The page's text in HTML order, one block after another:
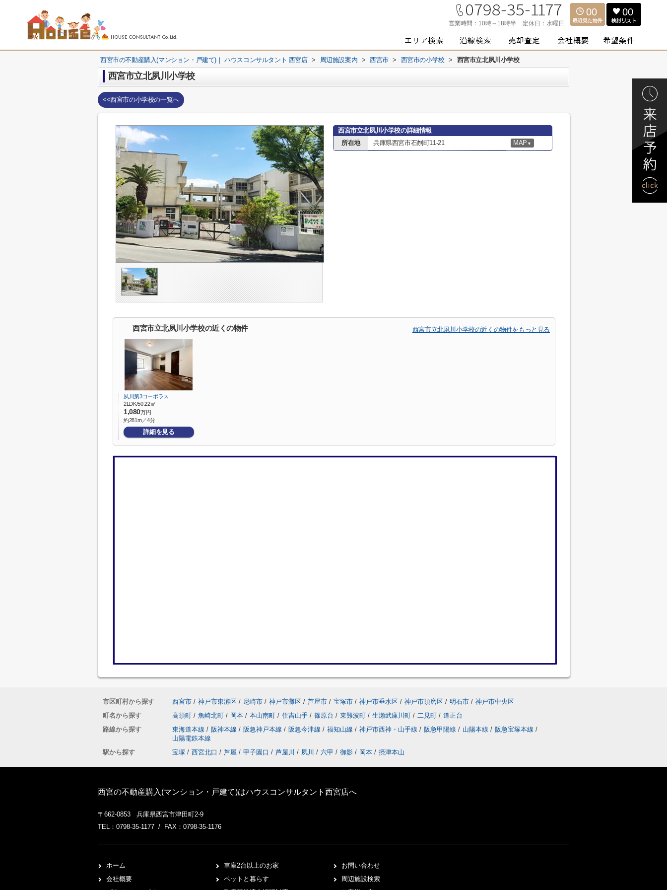
営業時間： 10時～18時半 定休日： 水曜日
00 00
西宮市の不動産購入(マンション・戸建て)｜ ハウスコンサルタント 西宮店 > 周辺施設案内 > 西宮市 > 西宮市の小学校 > 西宮市立北夙川小学校
西宮市立北夙川小学校
<<西宮市の小学校の一覧へ
西宮市立北夙川小学校の詳細情報
所在地
兵庫県西宮市石刎町11-21 MAP ▼
西宮市立北夙川小学校の近くの物件 西宮市立北夙川小学校の近くの物件をもっと見る
夙川第3コーポラス
2LDK/50.22㎡
1,080万円
約281m／4分
詳細を見る
市区町村から探す 西宮市 / 神戸市東灘区 / 尼崎市 / 神戸市灘区 / 芦屋市 / 宝塚市 / 神戸市垂水区 / 神戸市須磨区 / 明石市 / 神戸市中央区
町名から探す
高須町 / 魚崎北町 / 岡本 / 本山南町 / 住吉山手 / 篠原台 / 東難波町 / 生瀬武庫川町 / 二見町 / 道正台
路線から探す
東海道本線 / 阪神本線 / 阪急神戸本線 / 阪急今津線 / 福知山線 / 神戸市西神・山手線 / 阪急甲陽線 / 山陽本線 / 阪急宝塚本線 /
山陽電鉄本線
駅から探す
宝塚 / 西宮北口 / 芦屋 / 甲子園口 / 芦屋川 / 夙川 / 六甲 / 御影 / 岡本 / 摂津本山
西宮の不動産購入(マンション・戸建て)はハウスコンサルタント西宮店へ
〒662-0853 兵庫県西宮市津田町2-9
TEL：0798-35-1177 / FAX：0798-35-1176
ホーム
会社概要
車庫2台以上のお家
ペットと暮らす
お問い合わせ
周辺施設検索